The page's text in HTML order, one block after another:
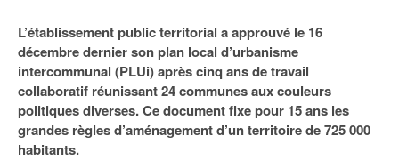
Services urbains
Attractivité
Innovation
Transport
77
78
91
Nominations
Portraits
Agenda
Les Assises du Grand Paris
Éditions précédentes
Le podcast
Ecouter les épisodes
L’établissement public territorial a approuvé le 16
décembre dernier son plan local d’urbanisme
intercommunal (PLUi) après cinq ans de travail
collaboratif réunissant 24 communes aux couleurs
politiques diverses. Ce document fixe pour 15 ans les
grandes règles d’aménagement d’un territoire de 725 000
habitants.